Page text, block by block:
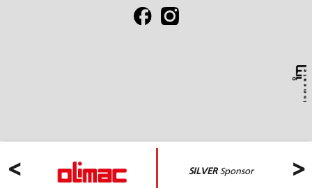
< SILVERSponsor >
Informativa sulla raccolta
Le tue preferenze relative alla privacy